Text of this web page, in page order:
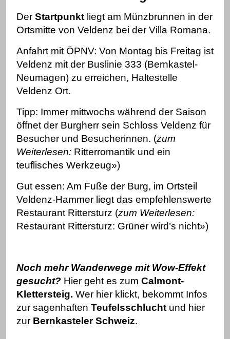
Der Startpunktliegt am Münzbrunnen in der
Ortsmitte von Veldenz bei der Villa Romana.
Anfahrt mit ÖPNV: Von Montag bis Freitag ist
Veldenz mit der Buslinie 333 (Bernkastel-
Neumagen) zu erreichen, Haltestelle
Veldenz Ort.
Tipp: Immer mittwochs während der Saison
öffnet der Burgherr sein Schloss Veldenz für
Besucher und Besucherinnen. (zum
Weiterlesen: Ritterromantik und ein
teuflisches Werkzeug»)
Gut essen: Am Fuße der Burg, im Ortsteil
Veldenz-Hammer liegt das empfehlenswerte
Restaurant Rittersturz (zum Weiterlesen:
Restaurant Rittersturz: Grüner wird’s nicht»)
Noch mehr Wanderwege mit Wow-Effekt
gesucht? Hier geht es zum Calmont-
Klettersteig. Wer hier klickt, bekommt Infos
zur sagenhaften Teufelsschlucht und hier
zur Bernkasteler Schweiz.